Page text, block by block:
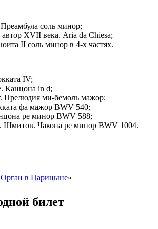
соль минор;
XVII века. Aria da Chiesa;
II соль минор в 4-х частях.
IV;
Канцона in d;
Прелюдия ми-бемоль мажор;
фа мажор BWV 540;
ре минор BWV 588;
Чакона ре минор BWV 1004.
Орган в Царицыне»
билет